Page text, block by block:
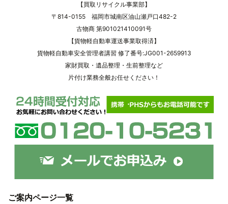
【買取リサイクル事業部】
〒814-0155 福岡市城南区油山瀬戸口482-2
古物商 第901021410091号
【貨物軽自動車運送事業取得済】
貨物軽自動車安全管理者講習 修了番号:JG001-2659913
家財買取・遺品整理・生前整理など
片付け業務全般お任せください！
ご案内ページ一覧